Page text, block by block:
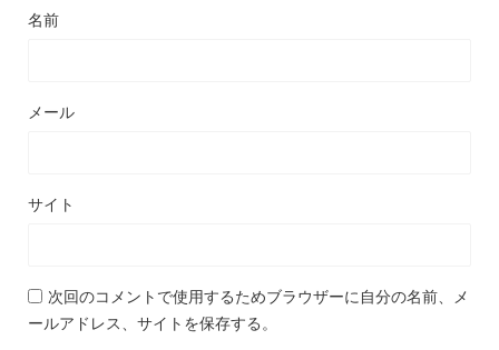
名前
メール
サイト
次回のコメントで使用するためブラウザーに自分の名前、メ
ールアドレス、サイトを保存する。